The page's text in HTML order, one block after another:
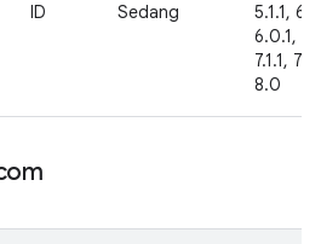
ID Sedang
5.1.1,
6.0.1,
7.1.1,
8.0